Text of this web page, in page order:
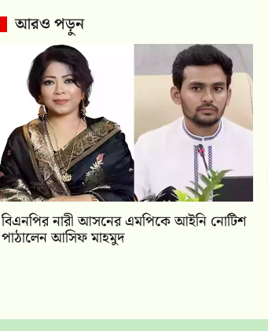
আরও পড়ুন
বিএনপির নারী আসনের এমপিকে আইনি নোটিশ
পাঠালেন আসিফ মাহমুদ